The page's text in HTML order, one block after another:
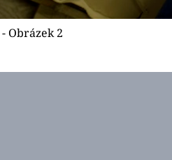
Obrázek 2